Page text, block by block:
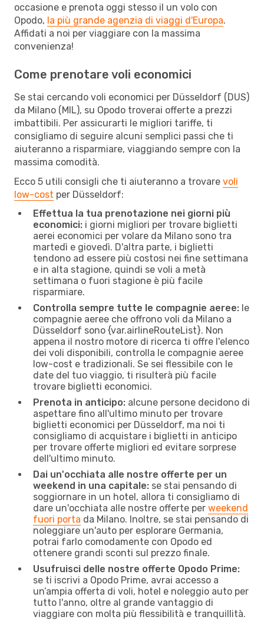
occasione e prenota oggi stesso il un volo con
Opodo, la più grande agenzia di viaggi d'Europa.
Affidati a noi per viaggiare con la massima
convenienza!
Come prenotare voli economici
Se stai cercando voli economici per Düsseldorf (DUS)
da Milano (MIL), su Opodo troverai offerte a prezzi
imbattibili. Per assicurarti le migliori tariffe, ti
consigliamo di seguire alcuni semplici passi che ti
aiuteranno a risparmiare, viaggiando sempre con la
massima comodità.
Ecco 5 utili consigli che ti aiuteranno a trovare voli
low-cost per Düsseldorf:
Effettua la tua prenotazione nei giorni più
economici: i giorni migliori per trovare biglietti
aerei economici per volare da Milano sono tra
martedì e giovedì. D'altra parte, i biglietti
tendono ad essere più costosi nei fine settimana
e in alta stagione, quindi se voli a metà
settimana o fuori stagione è più facile
risparmiare.
Controlla sempre tutte le compagnie aeree: le
compagnie aeree che offrono voli da Milano a
Düsseldorf sono {​var.airlineRouteList}. Non
appena il nostro motore di ricerca ti offre l'elenco
dei voli disponibili, controlla le compagnie aeree
low-cost e tradizionali. Se sei flessibile con le
date del tuo viaggio, ti risulterà più facile
trovare biglietti economici.
Prenota in anticipo: alcune persone decidono di
aspettare fino all'ultimo minuto per trovare
biglietti economici per Düsseldorf, ma noi ti
consigliamo di acquistare i biglietti in anticipo
per trovare offerte migliori ed evitare sorprese
dell'ultimo minuto.
Dai un'occhiata alle nostre offerte per un
weekend in una capitale: se stai pensando di
soggiornare in un hotel, allora ti consigliamo di
dare un'occhiata alle nostre offerte per weekend
fuori porta da Milano. Inoltre, se stai pensando di
noleggiare un'auto per esplorare Germania,
potrai farlo comodamente con Opodo ed
ottenere grandi sconti sul prezzo finale.
Usufruisci delle nostre offerte Opodo Prime:
se ti iscrivi a Opodo Prime, avrai accesso a
un’ampia offerta di voli, hotel e noleggio auto per
tutto l'anno, oltre al grande vantaggio di
viaggiare con molta più flessibilità e tranquillità.